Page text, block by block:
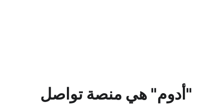
"أدوم" هي منصة تواصل